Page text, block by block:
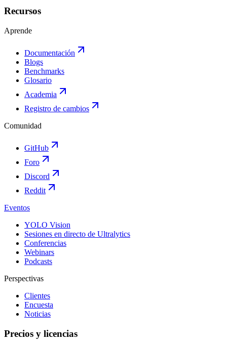
Recursos
Aprende
Documentación
Blogs
Benchmarks
Glosario
Academia
Registro de cambios
Comunidad
GitHub
Foro
Discord
Reddit
Eventos
YOLO Vision
Sesiones en directo de Ultralytics
Conferencias
Webinars
Podcasts
Perspectivas
Clientes
Encuesta
Noticias
Precios y licencias